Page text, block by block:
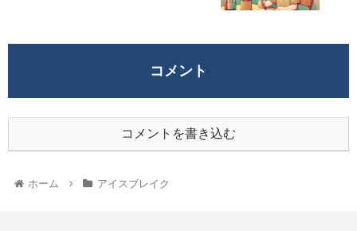
コメント
コメントを書き込む
ホーム アイスブレイク